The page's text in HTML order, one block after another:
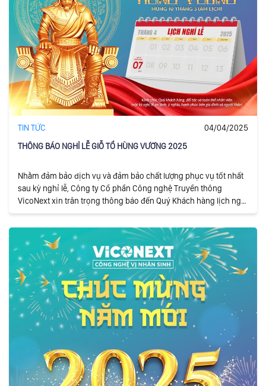
TIN TỨC
04/04/2025
THÔNG BÁO NGHỈ LỄ GIỖ TỔ HÙNG VƯƠNG 2025
Nhằm đảm bảo dịch vụ và đảm bảo chất lượng phục vụ tốt nhất
sau kỳ nghỉ lễ, Công ty Cổ phần Công nghệ Truyền thông
VicoNext xin trân trọng thông báo đến Quý Khách hàng lịch nghỉ
lễ Giỗ Tổ Hùng Vương năm 2025.